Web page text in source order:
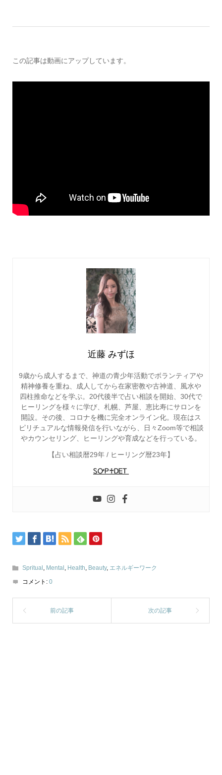
この記事は動画にアップしています。
近藤 みずほ
9歳から成人するまで、神道の青少年活動でボランティアや
精神修養を重ね、成人してから在家密教や古神道、風水や
四柱推命などを学ぶ。20代後半で占い相談を開始、30代で
ヒーリングを様々に学び、札幌、芦屋、恵比寿にサロンを
開設。その後、コロナを機に完全オンライン化。現在はス
ピリチュアルな情報発信を行いながら、日々Zoom等で相談
やカウンセリング、ヒーリングや育成などを行っている。
【占い相談暦29年 / ヒーリング暦23年】
ᏚᎤᏢ♰ᎠᎬᎢ
Spritual , Mental , Health, Beauty, エネルギーワーク
コメント: 0